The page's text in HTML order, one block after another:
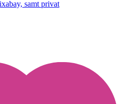
samt privat